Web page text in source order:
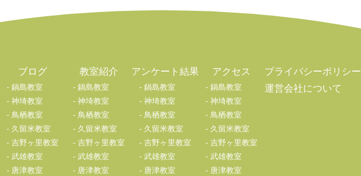
ブログ
鍋島教室
神埼教室
鳥栖教室
久留米教室
吉野ヶ里教室
武雄教室
唐津教室
教室紹介
鍋島教室
神埼教室
鳥栖教室
久留米教室
吉野ヶ里教室
武雄教室
唐津教室
アンケート結果
鍋島教室
神埼教室
鳥栖教室
久留米教室
吉野ヶ里教室
武雄教室
唐津教室
アクセス
鍋島教室
神埼教室
鳥栖教室
久留米教室
吉野ヶ里教室
武雄教室
唐津教室
プライバシーポリシー
運営会社について